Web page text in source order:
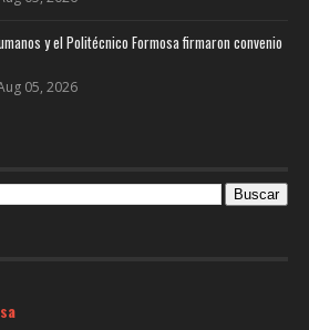
y el Politécnico Formosa firmaron convenio
05, 2026